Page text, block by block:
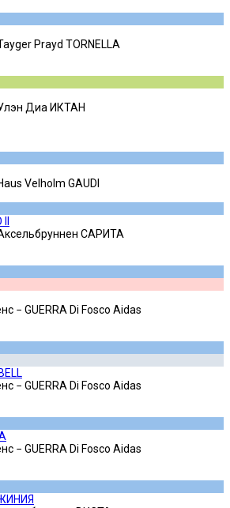
Prayd TORNELLA
Диа ИКТАН
Velholm GAUDI
САРИТА
− GUERRA Di Fosco Aidas
− GUERRA Di Fosco Aidas
− GUERRA Di Fosco Aidas